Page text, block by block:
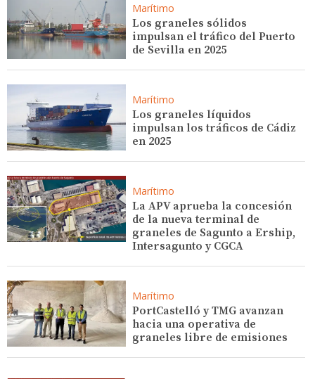
Marítimo
Los graneles sólidos
impulsan el tráfico del Puerto
de Sevilla en 2025
Marítimo
Los graneles líquidos
impulsan los tráficos de Cádiz
en 2025
Marítimo
La APV aprueba la concesión
de la nueva terminal de
graneles de Sagunto a Ership,
Intersagunto y CGCA
Marítimo
PortCastelló y TMG avanzan
hacia una operativa de
graneles libre de emisiones